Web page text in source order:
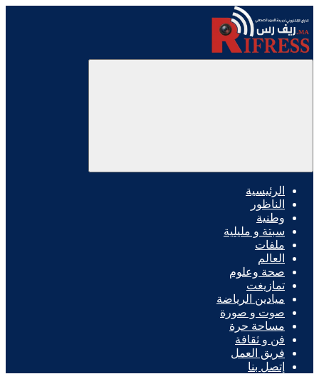
الرئيسية
الناظور
وطنية
سبتة و مليلية
ملفات
العالم
صحة وعلوم
تمازيغت
ميادين الرياضة
صوت و صورة
مساحة حرة
فن و ثقافة
فريق العمل
إتصل بنا